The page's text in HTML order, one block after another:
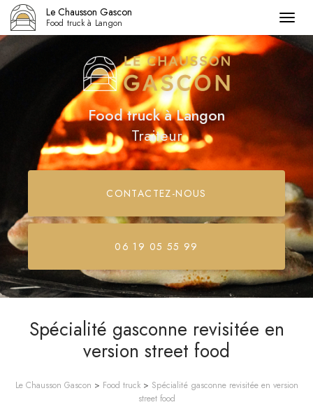
Aller
au
Le Chausson Gascon
Food truck à Langon
Food truckà Langon
Traiteur
CONTACTEZ-NOUS
06 19 05 55 99
Spécialité gasconne revisitée en
version street food
Le Chausson Gascon > Food truck> Spécialité gasconne revisitée en version
street food